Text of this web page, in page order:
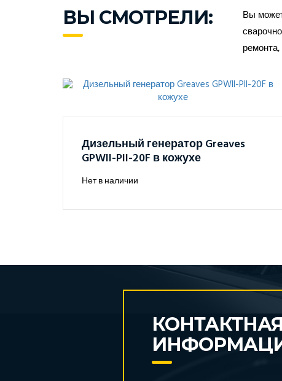
ВЫ СМОТРЕЛИ:
Вы
Дизельный генератор Greaves
GPWII-PII-20F в кожухе
Нет в наличии
КОНТАКТНАЯ